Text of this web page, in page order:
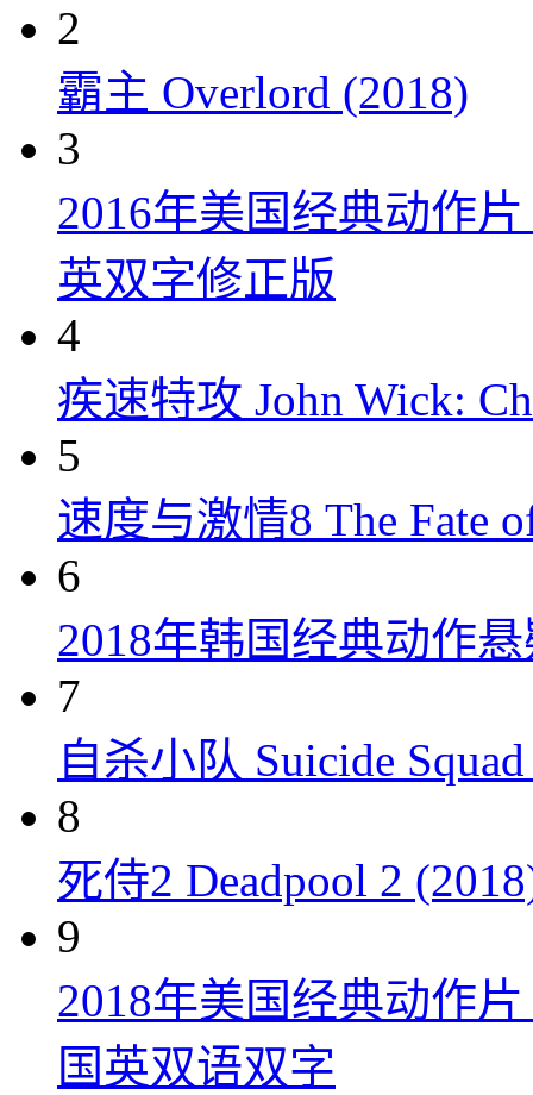
2
霸主 Overlord (2018)
3
2016年美国经典动作
英双字修正版
4
疾速特攻 John Wick:
5
速度与激情8 The Fate
6
2018年韩国经典动作
7
自杀小队 Suicide
8
死侍2 Deadpool 2
9
2018年美国经典动作
国英双语双字